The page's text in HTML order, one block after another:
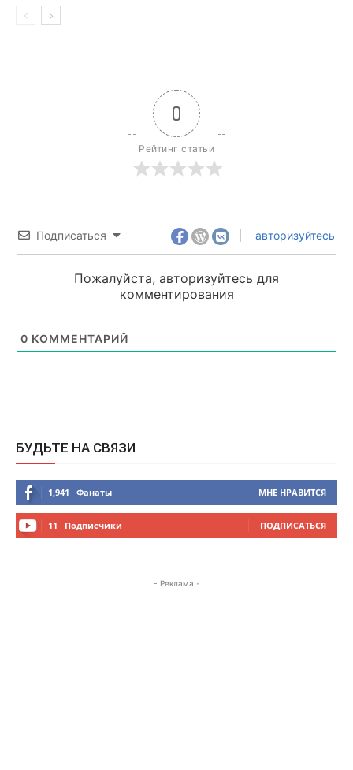
0
Рейтинг статьи
Подписаться авторизуйтесь
Пожалуйста, авторизуйтесь для
комментирования
0 КОММЕНТАРИЙ
БУДЬТЕ НА СВЯЗИ
1,941 Фанаты МНЕ НРАВИТСЯ
11 Подписчики ПОДПИСАТЬСЯ
- Реклама -